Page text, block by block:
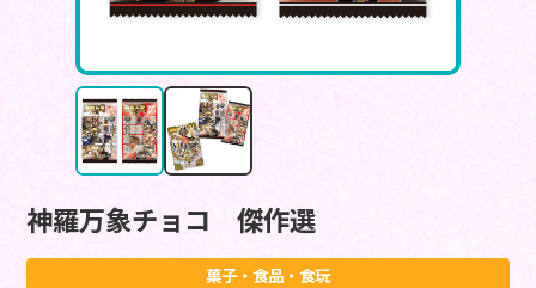
神羅万象チョコ 傑作選
菓子・食品・食玩